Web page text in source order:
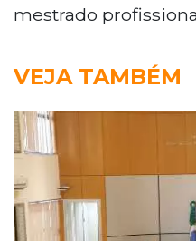
mestrado
VEJA TAMBÉM